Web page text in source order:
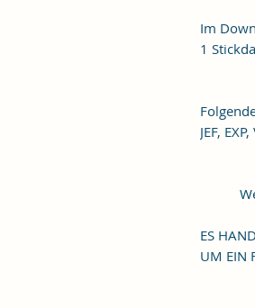
Im
1
JEF,
ES
UM EIN